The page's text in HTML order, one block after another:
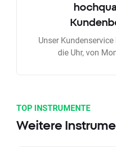
Unser
die Uhr, von
TOP INSTRUMENTE
Weitere